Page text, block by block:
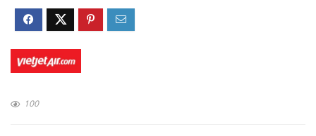
100